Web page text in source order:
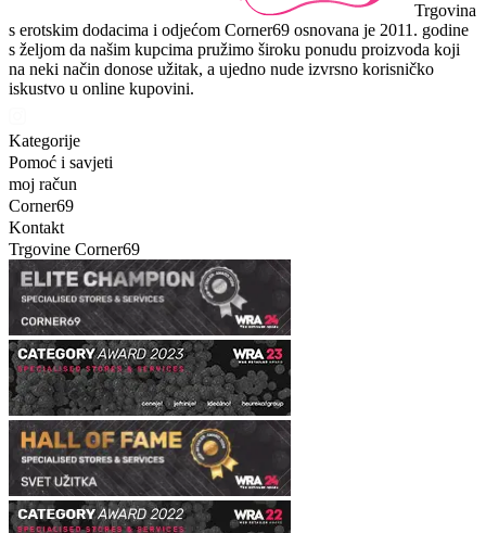
Trgovina
s erotskim dodacima i odjećom Corner69 osnovana je 2011. godine
s željom da našim kupcima pružimo široku ponudu proizvoda koji
na neki način donose užitak, a ujedno nude izvrsno korisničko
iskustvo u online kupovini.
Kategorije
Pomoć i savjeti
moj račun
Corner69
Kontakt
Trgovine Corner69